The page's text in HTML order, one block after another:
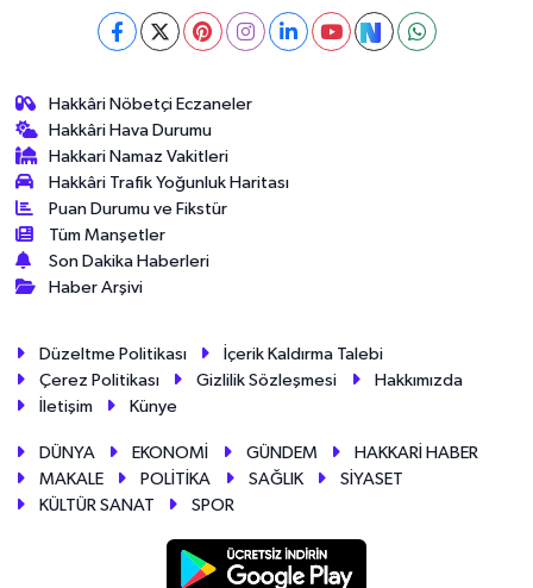
Hakkâri Nöbetçi Eczaneler
Hakkâri Hava Durumu
Hakkari Namaz Vakitleri
Hakkâri Trafik Yoğunluk Haritası
Puan Durumu ve Fikstür
Tüm Manşetler
Son Dakika Haberleri
Haber Arşivi
Düzeltme Politikası
İçerik Kaldırma Talebi
Çerez Politikası
Gizlilik Sözleşmesi
Hakkımızda
İletişim
Künye
DÜNYA EKONOMİ GÜNDEM
HAKKARİ HABER
MAKALE
POLİTİKA SAĞLIK
SİYASET
KÜLTÜR SANAT
SPOR